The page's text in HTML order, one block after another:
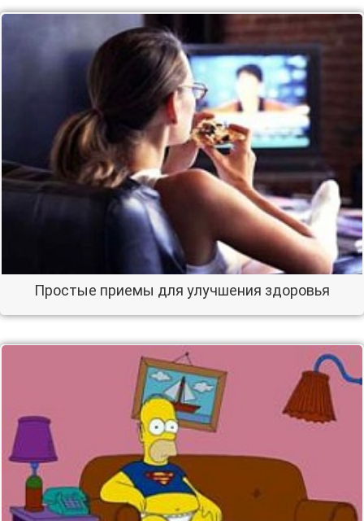
Простые приемы для улучшения здоровья